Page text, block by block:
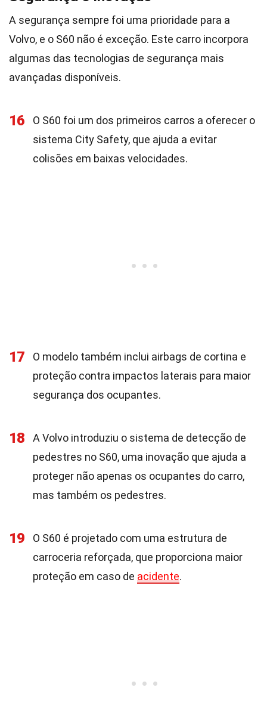
A segurança sempre foi uma prioridade para a
Volvo, e o S60 não é exceção. Este carro incorpora
algumas das tecnologias de segurança mais
avançadas disponíveis.
16
O S60 foi um dos primeiros carros a oferecer o
sistema City Safety, que ajuda a evitar
colisões em baixas velocidades.
17
O modelo também inclui airbags de cortina e
proteção contra impactos laterais para maior
segurança dos ocupantes.
18
A Volvo introduziu o sistema de detecção de
pedestres no S60, uma inovação que ajuda a
proteger não apenas os ocupantes do carro,
mas também os pedestres.
19
O S60 é projetado com uma estrutura de
carroceria reforçada, que proporciona maior
proteção em caso de acidente.